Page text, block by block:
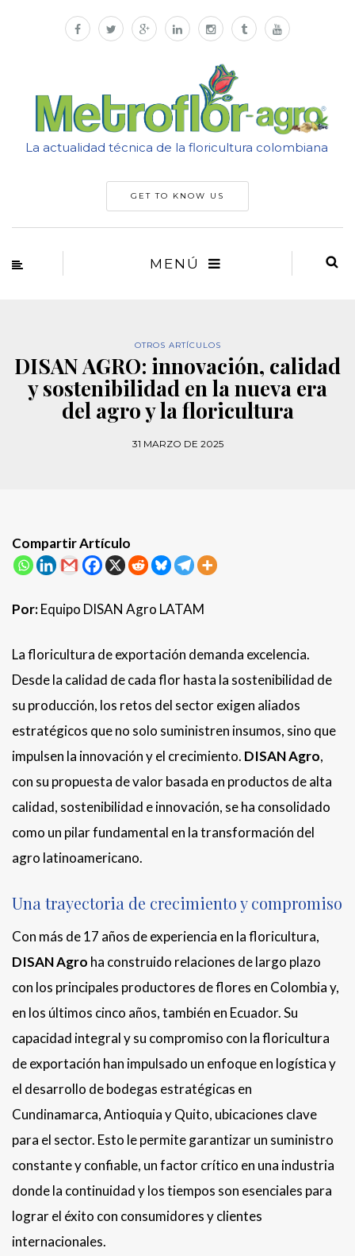
La actualidad técnica de la floricultura colombiana
GET TO KNOW US
MENÚ
OTROS ARTÍCULOS
DISAN AGRO: innovación, calidad
y sostenibilidad en la nueva era
del agro y la floricultura
31 MARZO DE 2025
Compartir Artículo
Por:Equipo DISAN Agro LATAM
La floricultura de exportación demanda excelencia.
Desde la calidad de cada flor hasta la sostenibilidad de
su producción, los retos del sector exigen aliados
estratégicos que no solo suministren insumos, sino que
impulsen la innovación y el crecimiento. DISAN Agro,
con su propuesta de valor basada en productos de alta
calidad, sostenibilidad e innovación, se ha consolidado
como un pilar fundamental en la transformación del
agro latinoamericano.
Una trayectoria de crecimiento y compromiso
Con más de 17 años de experiencia en la floricultura,
DISAN Agro ha construido relaciones de largo plazo
con los principales productores de flores en Colombia y,
en los últimos cinco años, también en Ecuador. Su
capacidad integral y su compromiso con la floricultura
de exportación han impulsado un enfoque en logística y
el desarrollo de bodegas estratégicas en
Cundinamarca, Antioquia y Quito, ubicaciones clave
para el sector. Esto le permite garantizar un suministro
constante y confiable, un factor crítico en una industria
donde la continuidad y los tiempos son esenciales para
lograr el éxito con consumidores y clientes
internacionales.